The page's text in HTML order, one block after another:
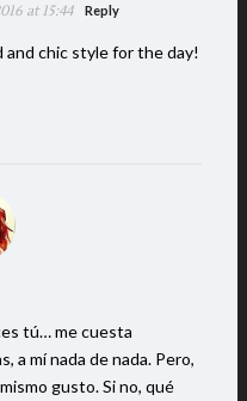
at 15:44 Reply
and chic style for the day!
tú… me cuesta
a mí nada de nada. Pero,
gusto. Si no, qué